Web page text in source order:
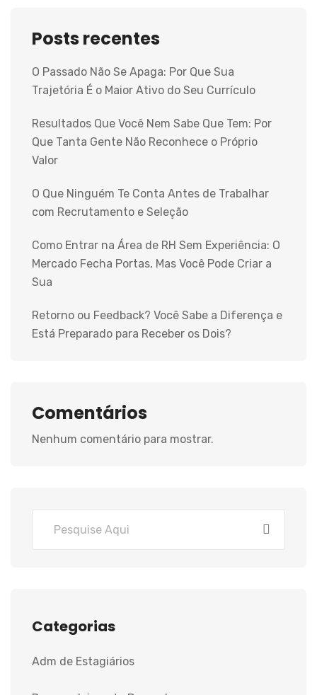
Posts recentes
O Passado Não Se Apaga: Por Que Sua
Trajetória É o Maior Ativo do Seu Currículo
Resultados Que Você Nem Sabe Que Tem: Por
Que Tanta Gente Não Reconhece o Próprio
Valor
O Que Ninguém Te Conta Antes de Trabalhar
com Recrutamento e Seleção
Como Entrar na Área de RH Sem Experiência: O
Mercado Fecha Portas, Mas Você Pode Criar a
Sua
Retorno ou Feedback? Você Sabe a Diferença e
Está Preparado para Receber os Dois?
Comentários
Nenhum comentário para mostrar.
Categorias
Adm de Estagiários